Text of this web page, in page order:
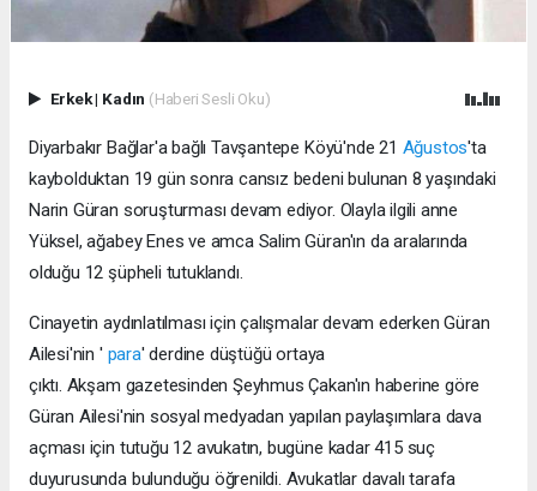
Erkek| Kadın (Haberi Sesli Oku)
Diyarbakır Bağlar'a bağlı Tavşantepe Köyü'nde 21 Ağustos'ta
kaybolduktan 19 gün sonra cansız bedeni bulunan 8 yaşındaki
Narin Güran soruşturması devam ediyor. Olayla ilgili anne
Yüksel, ağabey Enes ve amca Salim Güran'ın da aralarında
olduğu 12 şüpheli tutuklandı.
Cinayetin aydınlatılması için çalışmalar devam ederken Güran
Ailesi'nin ' para' derdine düştüğü ortaya
çıktı. Akşam gazetesinden Şeyhmus Çakan'ın haberine göre
Güran Ailesi'nin sosyal medyadan yapılan paylaşımlara dava
açması için tutuğu 12 avukatın, bugüne kadar 415 suç
duyurusunda bulunduğu öğrenildi. Avukatlar davalı tarafa